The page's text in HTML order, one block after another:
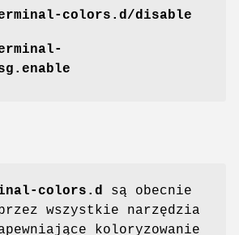
colors.d/disable
colors.d są obecnie
wszystkie narzędzia
koloryzowanie